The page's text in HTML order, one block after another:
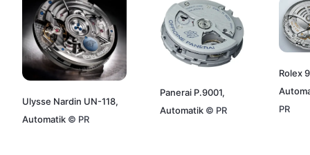
Ulysse Nardin UN-118,
Automatik © PR
Panerai P.9001,
Automatik © PR
Rolex
PR